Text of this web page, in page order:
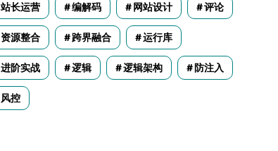
站长运营 编解码 网站设计 评论
资源整合 跨界融合 运行库
进阶实战 逻辑 逻辑架构 防注入
风控